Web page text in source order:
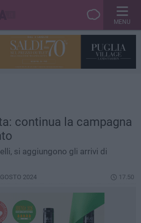
MENU
continua la campagna
si aggiungono gli arrivi di
2024 17.50